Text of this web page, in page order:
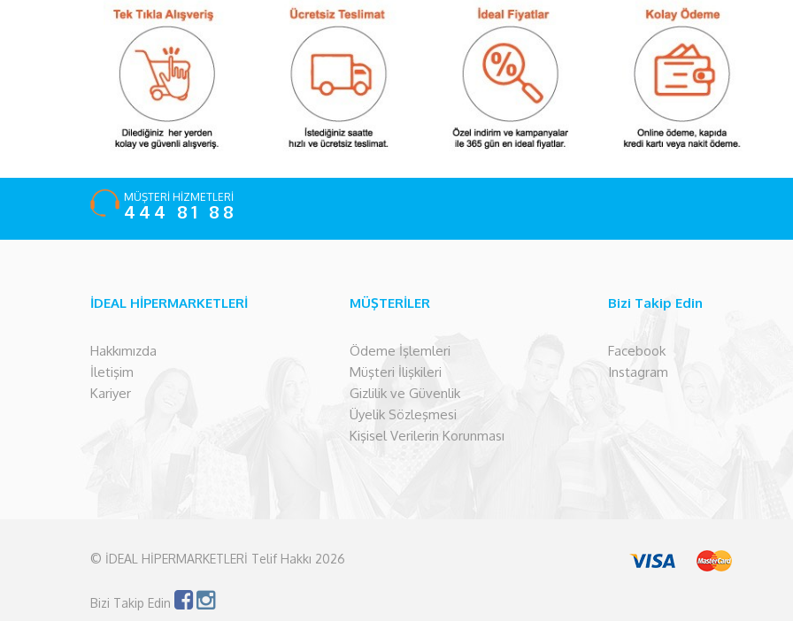
MÜŞTERİ HİZMETLERİ
444 81 88
İDEAL HİPERMARKETLERİ
Hakkımızda
İletişim
Kariyer
MÜŞTERİLER
Ödeme İşlemleri
Müşteri İlişkileri
Gizlilik ve Güvenlik
Üyelik Sözleşmesi
Kişisel Verilerin Korunması
Bizi Takip Edin
Facebook
Instagram
© İDEAL HİPERMARKETLERİ Telif Hakkı 2026
Bizi Takip Edin